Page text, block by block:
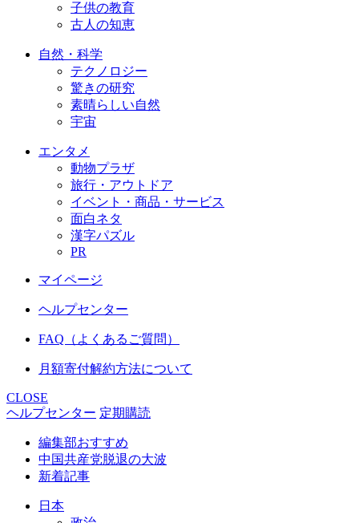
子供の教育
古人の知恵
自然・科学
テクノロジー
驚きの研究
素晴らしい自然
宇宙
エンタメ
動物プラザ
旅行・アウトドア
イベント・商品・サービス
面白ネタ
漢字パズル
PR
マイページ
ヘルプセンター
FAQ（よくあるご質問）
月額寄付解約方法について
CLOSE
ヘルプセンター 定期購読
編集部おすすめ
中国共産党脱退の大波
新着記事
日本